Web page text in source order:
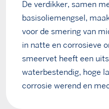
De verdikker, samen
basisoliemengsel,
voor de smering van
in natte en corrosieve
smeervet heeft een
waterbestendig, hoge
corrosie werend en